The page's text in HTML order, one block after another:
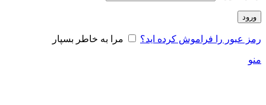
ورود
رمز عبور را فراموش کرده اید؟ مرا به خاطر بسپار
منو